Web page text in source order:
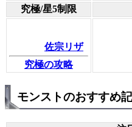
究極/星5制限
佐宗リザ
究極の攻略
モンストのおすすめ